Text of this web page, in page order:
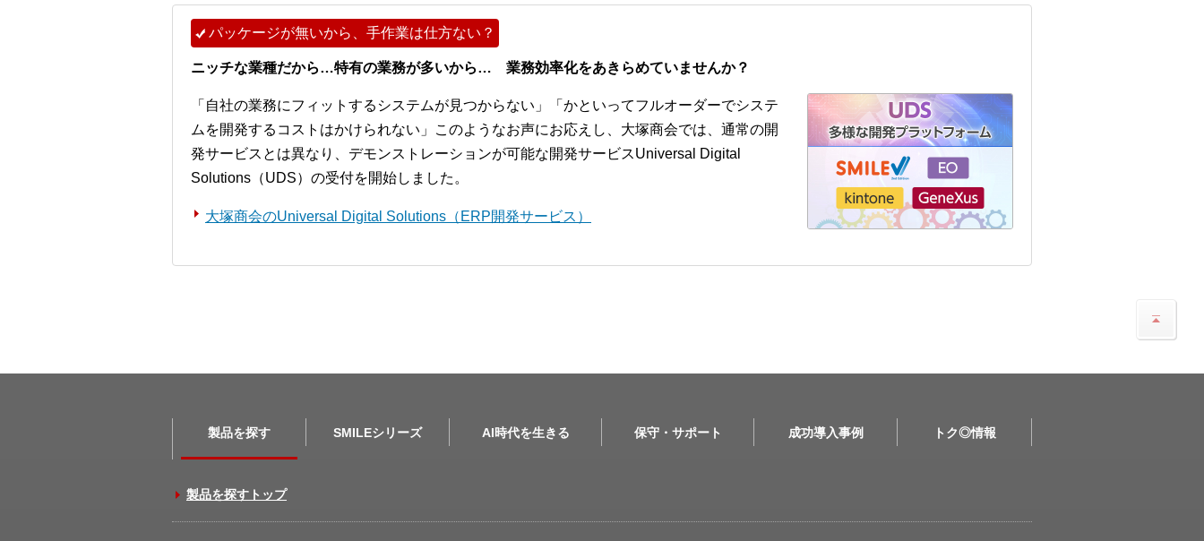
パッケージが無いから、手作業は仕方ない？
ニッチな業種だから…特有の業務が多いから… 業務効率化をあきらめていませんか？
「自社の業務にフィットするシステムが見つからない」「かといってフルオーダーでシステ
ムを開発するコストはかけられない」このようなお声にお応えし、大塚商会では、通常の開
発サービスとは異なり、デモンストレーションが可能な開発サービスUniversal Digital
Solutions（UDS）の受付を開始しました。
大塚商会のUniversal Digital Solutions（ERP開発サービス）
製品を探す SMILEシリーズ AI時代を生きる 保守・サポート 成功導入事例 トク◎情報
製品を探すトップ